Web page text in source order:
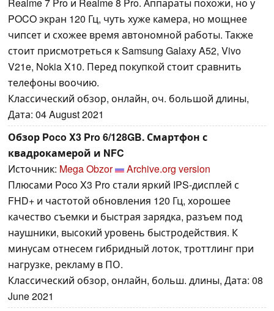
Realme 7 Pro и Realme 8 Pro. Аппараты похожи, но у
POCO экран 120 Гц, чуть хуже камера, но мощнее
чипсет и схожее время автономной работы. Также
стоит присмотреться к Samsung Galaxy A52, Vivo
V21e, Nokia X10. Перед покупкой стоит сравнить
телефоны воочию.
Классический обзор, онлайн, оч. большой длины,
Дата: 04 August 2021
Обзор Poco X3 Pro 6/128GB. Смартфон с
квадрокамерой и NFC
Источник: Mega Obzor
Archive.org version
Плюсами Poco X3 Pro стали яркий IPS-дисплей с
FHD+ и частотой обновления 120 Гц, хорошее
качество съемки и быстрая зарядка, разъем под
наушники, высокий уровень быстродействия. К
минусам отнесем гибридный лоток, троттлинг при
нагрузке, рекламу в ПО.
Классический обзор, онлайн, больш. длины, Дата: 08
June 2021